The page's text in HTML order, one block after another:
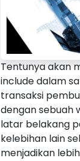
Tentunya akan
include dalam
transaksi
dengan sebuah
latar belakang
kelebihan lain
menjadikan